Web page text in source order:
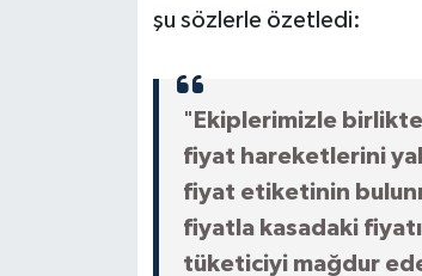
şu sözlerle özetledi:
" Ekiplerimizle
fiyat hareketlerini
fiyat etiketinin
fiyatla kasadaki
tüketiciyi mağdur